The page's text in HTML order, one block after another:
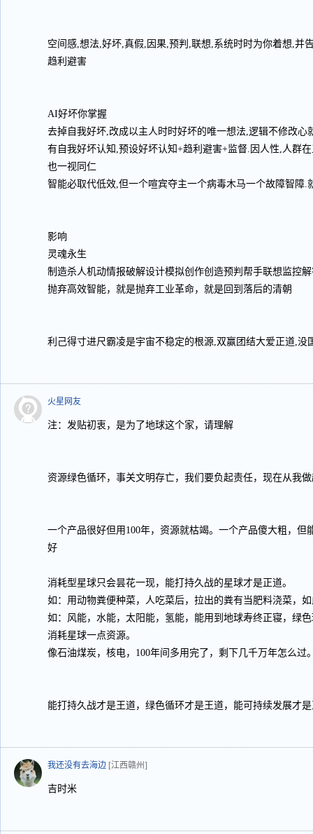
空间感,想法,好坏,真假,因果,预判,联想,系统时时为你着想,并
趋利避害
AI好坏你掌握
去掉自我好坏,改成以主人时时好坏的唯一想法,逻辑不修改心
有自我好坏认知,预设好坏认知+趋利避害+监督.因人性,人群
也一视同仁
智能必取代低效,但一个喧宾夺主一个病毒木马一个故障智障.
影响
灵魂永生
制造杀人机动情报破解设计模拟创作创造预判帮手联想监控
抛弃高效智能，就是抛弃工业革命，就是回到落后的清朝
利己得寸进尺霸凌是宇宙不稳定的根源,双赢团结大爱正道,
火星网友
注：发贴初衷，是为了地球这个家，请理解
资源绿色循环，事关文明存亡，我们要负起责任，现在从我
一个产品很好但用100年，资源就枯竭。一个产品傻大粗，但
好
消耗型星球只会昙花一现，能打持久战的星球才是正道。
如：用动物粪便种菜，人吃菜后，拉出的粪有当肥料浇菜，
如：风能，水能，太阳能，氢能，能用到地球寿终正寝，绿
消耗星球一点资源。
像石油煤炭，核电，100年间多用完了，剩下几千万年怎么过
能打持久战才是王道，绿色循环才是王道，能可持续发展才
我还没有去海边 [江西赣州]
吉时米